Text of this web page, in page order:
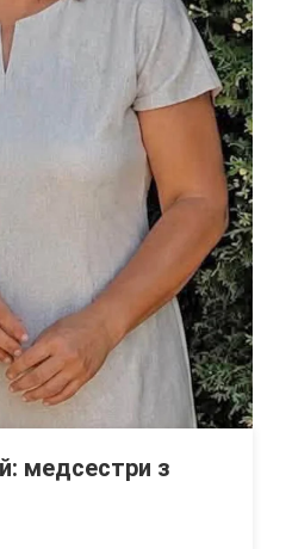
медсестри з